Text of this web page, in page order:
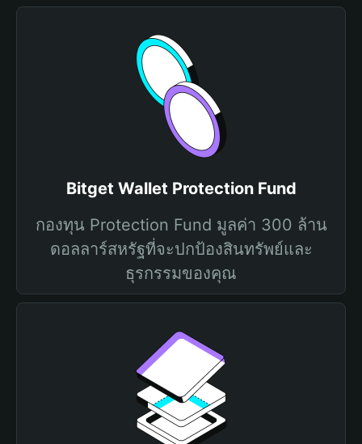
Bitget Wallet Protection Fund
กองทุน Protection Fund มูลค่า 300 ล้าน
ดอลลาร์สหรัฐที่จะปกป้องสินทรัพย์และ
ธุรกรรมของคุณ